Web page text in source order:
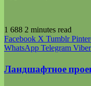
1 688 2 minutes read
Facebook X Tumblr
WhatsApp Telegram Viber
Ландшафтное